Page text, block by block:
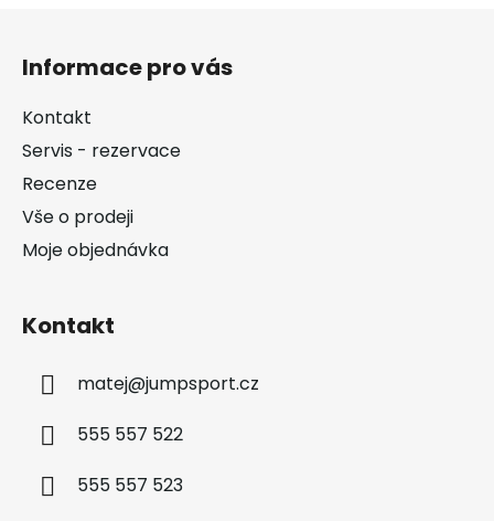
Informace pro vás
Kontakt
Servis - rezervace
Recenze
Vše o prodeji
Moje objednávka
Kontakt
matej@jumpsport.cz
555 557 522
555 557 523